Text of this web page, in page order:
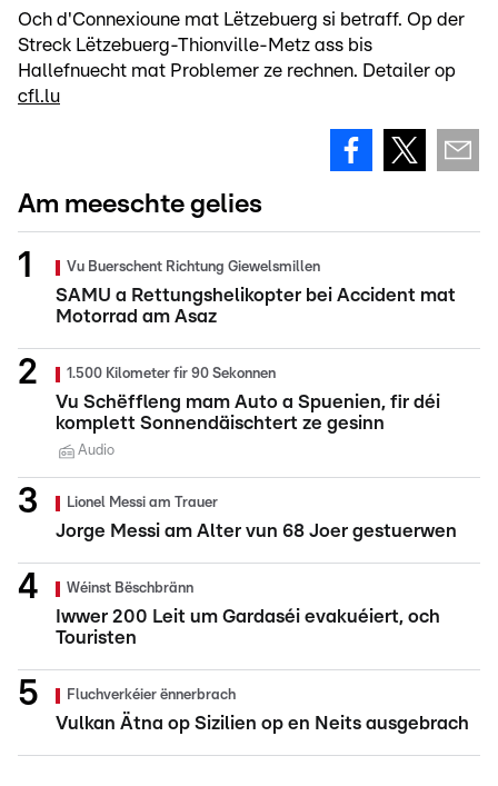
Och d'Connexioune mat Lëtzebuerg si betraff. Op der
Streck Lëtzebuerg-Thionville-Metz ass bis
Hallefnuecht mat Problemer ze rechnen. Detailer op
cfl.lu
Am meeschte gelies
Vu Buerschent Richtung Giewelsmillen
SAMU a Rettungshelikopter bei Accident mat
Motorrad am Asaz
1.500 Kilometer fir 90 Sekonnen
Vu Schëffleng mam Auto a Spuenien, fir déi
komplett Sonnendäischtert ze gesinn
Audio
Lionel Messi am Trauer
Jorge Messi am Alter vun 68 Joer gestuerwen
Wéinst Bëschbränn
Iwwer 200 Leit um Gardaséi evakuéiert, och
Touristen
Fluchverkéier ënnerbrach
Vulkan Ätna op Sizilien op en Neits ausgebrach